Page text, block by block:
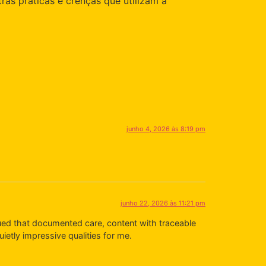
junho 4, 2026 às 8:19 pm
junho 22, 2026 às 11:21 pm
that documented care, content with traceable
impressive qualities for me.